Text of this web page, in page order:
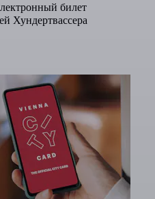
билет
Хундертвассера